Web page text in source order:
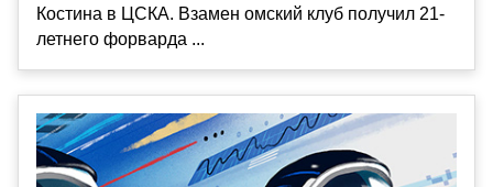
Костина в ЦСКА. Взамен омский клуб получил 21-
летнего форварда ...